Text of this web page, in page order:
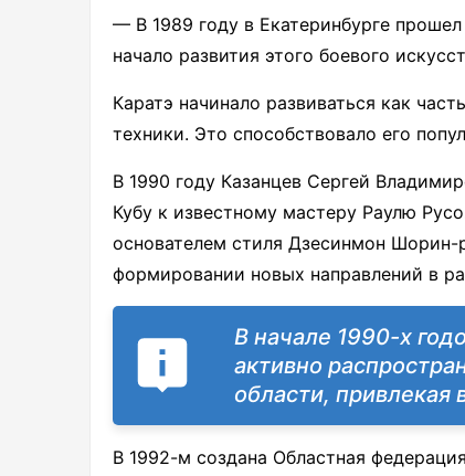
— В 1989 году в Екатеринбурге
начало развития этого боевого
Каратэ начинало развиваться как
техники. Это способствовало его
В 1990 году Казанцев Сергей
Кубу к известному мастеру Раулю
основателем стиля Дзесинмон
формировании новых направлений в
В начале 1990-х
активно
области, привлекая
В 1992-м создана Областная